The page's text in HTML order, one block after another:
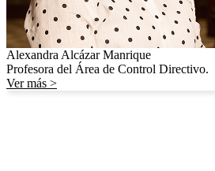
Alexandra Alcázar Manrique
Profesora del Área de Control Directivo.
Ver más >